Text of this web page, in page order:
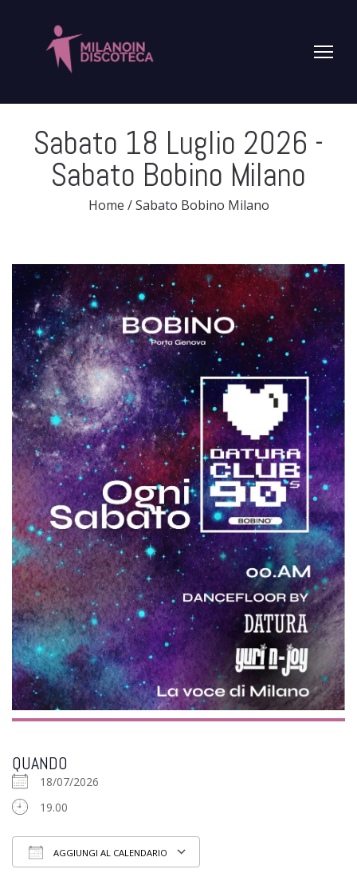
Sabato 18 Luglio 2026 -
Sabato Bobino Milano
Home /Sabato Bobino Milano
QUANDO
18/07/2026
19.00
AGGIUNGI AL CALENDARIO